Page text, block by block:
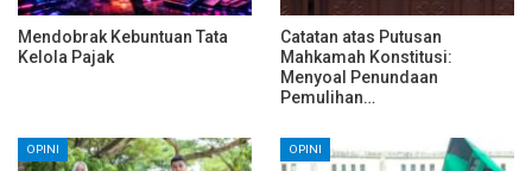
Mendobrak Kebuntuan Tata
Kelola Pajak
Catatan atas Putusan
Mahkamah Konstitusi:
Menyoal Penundaan
Pemulihan…
OPINI OPINI